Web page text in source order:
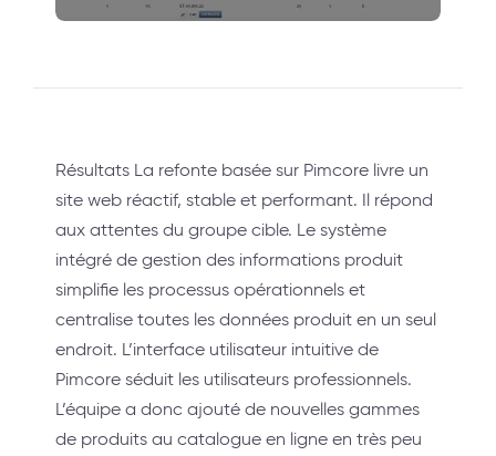
Résultats La refonte basée sur Pimcore livre un
site web réactif, stable et performant. Il répond
aux attentes du groupe cible. Le système
intégré de gestion des informations produit
simplifie les processus opérationnels et
centralise toutes les données produit en un seul
endroit. L’interface utilisateur intuitive de
Pimcore séduit les utilisateurs professionnels.
L’équipe a donc ajouté de nouvelles gammes
de produits au catalogue en ligne en très peu